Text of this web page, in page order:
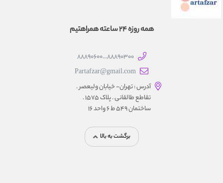
همه روزه 24 ساعته همراهتیم
88890300...88890600
Partafzar@gmail.com
آدرس : تهران- خیابان ولیعصر .
تقاطع طالقانی . پلاک 1575 .
ساختمان 549 ط 6 واحد 16
برگشت به بالا